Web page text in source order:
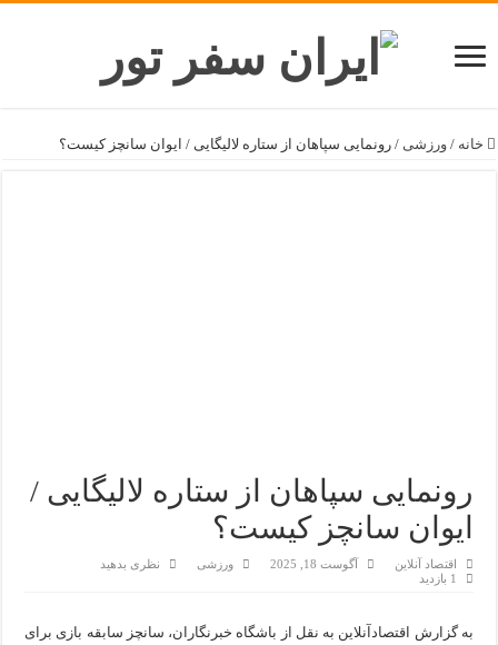
خانه / ورزشی / رونمایی سپاهان از ستاره لالیگایی / ایوان سانچز کیست؟
رونمایی سپاهان از ستاره لالیگایی /
ایوان سانچز کیست؟
اقتصاد آنلاین آگوست 18, 2025 ورزشی
نظری بدهید
1 بازدید
به گزارش اقتصادآنلاین به نقل از باشگاه خبرنگاران، سانچز سابقه بازی برای